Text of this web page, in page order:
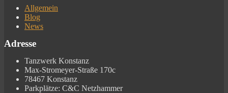
Allgemein
Blog
News
Adresse
Tanzwerk Konstanz
Max-Stromeyer-Straße 170c
78467 Konstanz
Parkplätze: C&C Netzhammer